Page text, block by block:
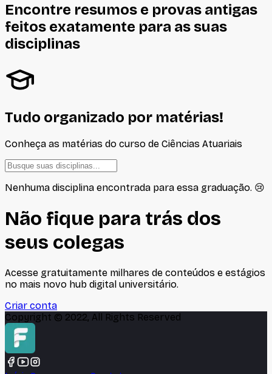
Encontre resumos e provas antigas
feitos exatamente para as suas
disciplinas
Tudo organizado por matérias!
Conheça as matérias do curso de Ciências Atuariais
Nenhuma disciplina encontrada para essa graduação. 😢
Não fique para trás dos
seus colegas
Acesse gratuitamente milhares de conteúdos e estágios
no mais novo hub digital universitário.
Criar conta
Copyright © 2022, All Rights Reserved